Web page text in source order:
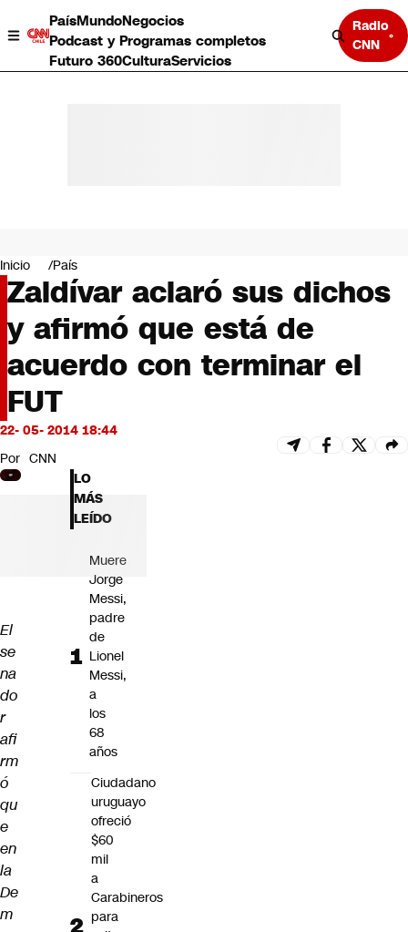
PaísMundoNegocios
Podcast y Programas completos
Futuro 360CulturaServicios
Radio
CNN
Negocios
Deportes
Programas completos
Cultura
Servicios
Bits
CNN tiempo
Futuro 360
Inicio País
Zaldívar aclaró sus dichos
y afirmó que está de
acuerdo con terminar el
FUT
22- 05- 2014 18:44
Por CNN
El
se
na
do
r
afi
rm
ó
qu
e
en
la
De
m
LO
MÁS
LEÍDO
Muere
Jorge
Messi,
padre
de
Lionel
Messi,
a
los
68
años
Ciudadano
uruguayo
ofreció
$60
mil
a
Carabineros
para